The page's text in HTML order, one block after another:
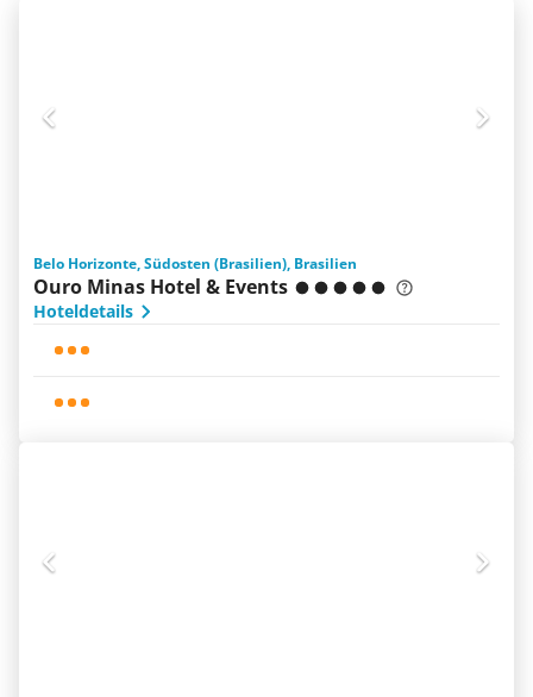
Belo Horizonte, Südosten (Brasilien), Brasilien
Ouro Minas Hotel & Events
Hoteldetails